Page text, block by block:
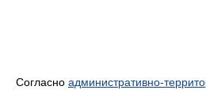
Согласно административно-